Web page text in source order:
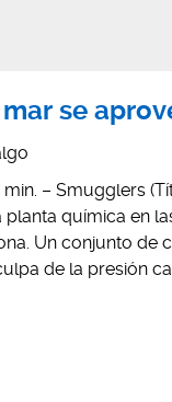
se
min. – Smugglers
química en
Un conjunto de
de la presión